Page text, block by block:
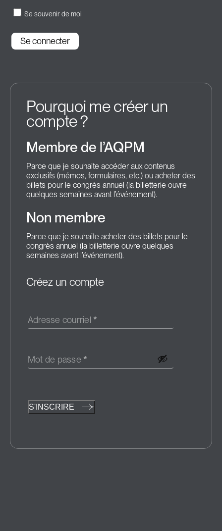
Se souvenir de moi
Se connecter
Pourquoi me créer un
compte ?
Membre de l’AQPM
Parce que je souhaite accéder aux contenus
exclusifs (mémos, formulaires, etc.) ou acheter des
billets pour le congrès annuel (la billetterie ouvre
quelques semaines avant l’événement).
Non membre
Parce que je souhaite acheter des billets pour le
congrès annuel (la billetterie ouvre quelques
semaines avant l’événement).
Créez un compte
Adresse courriel *
Mot de passe *
S'INSCRIRE